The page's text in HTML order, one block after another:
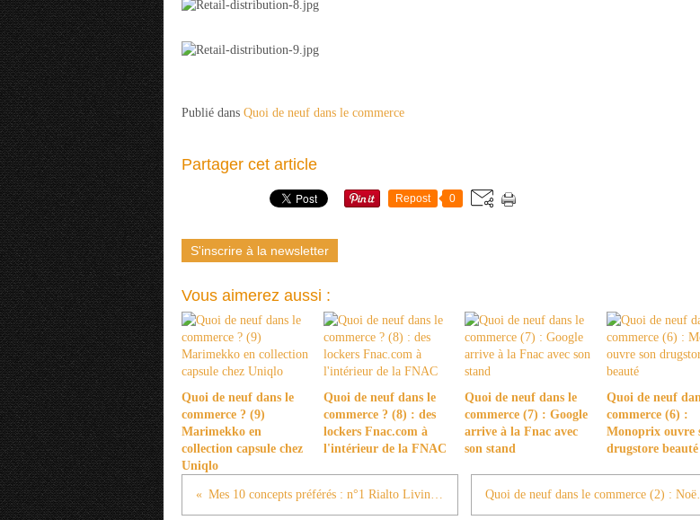
Publié dans Quoi de neuf dans le commerce
Partager cet article
Repost 0
S'inscrire à la newsletter
Vous aimerez aussi :
Quoi de neuf dans le
commerce ? (9)
Marimekko en
collection capsule chez
Uniqlo
Quoi de neuf dans le
commerce ? (8) : des
lockers Fnac.com à
l'intérieur de la FNAC
Quoi de neuf dans le
commerce (7) : Google
arrive à la Fnac avec
son stand
Quoi de neuf
commerce (6) :
Monoprix ouvre
drugstore beauté
Mes 10 concepts préférés : n°1 Rialto Living, Palma de Majorque Quoi de